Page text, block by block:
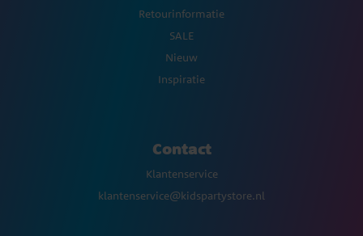
Retourinformatie
SALE
Nieuw
Inspiratie
Contact
Klantenservice
klantenservice@kidspartystore.nl